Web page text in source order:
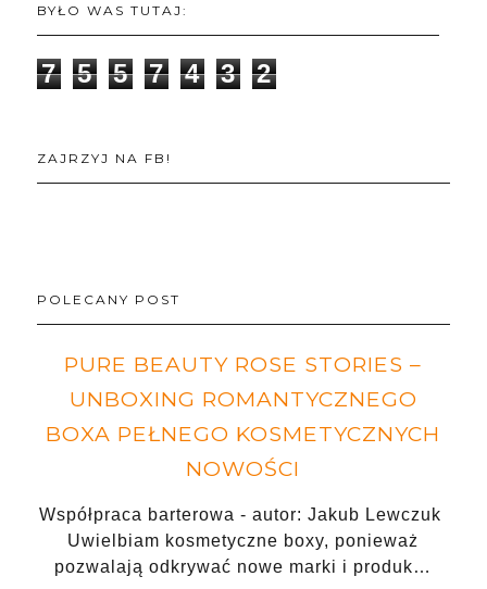
BYŁO WAS TUTAJ:
7 5 5 7 4 3 2
ZAJRZYJ NA FB!
POLECANY POST
PURE BEAUTY ROSE STORIES –
UNBOXING ROMANTYCZNEGO
BOXA PEŁNEGO KOSMETYCZNYCH
NOWOŚCI
Współpraca barterowa - autor: Jakub Lewczuk
Uwielbiam kosmetyczne boxy, ponieważ
pozwalają odkrywać nowe marki i produk…